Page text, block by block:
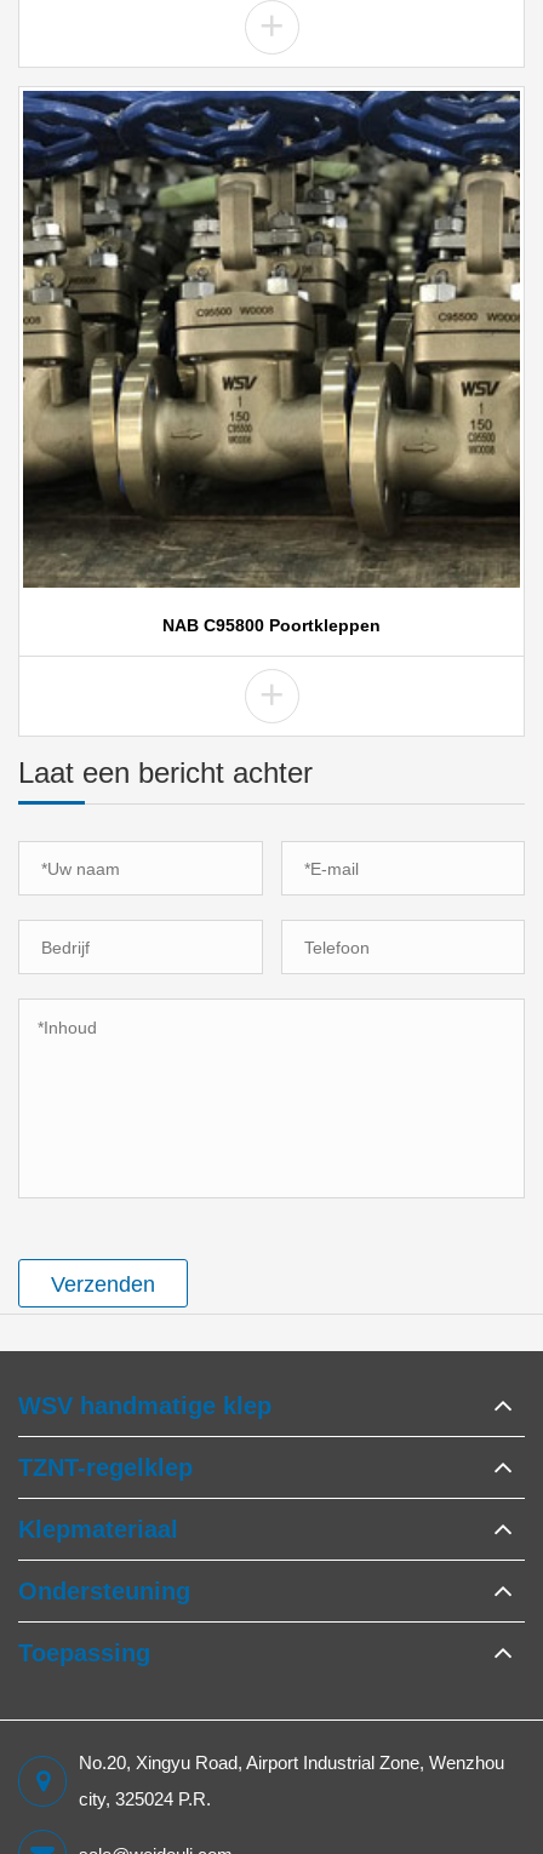
+
NAB C95800 Poortkleppen
+
Laat een bericht achter
Verzenden
WSV handmatige klep
TZNT-regelklep
Klepmateriaal
Ondersteuning
Toepassing
No.20, Xingyu Road, Airport Industrial Zone, Wenzhou
city, 325024 P.R.